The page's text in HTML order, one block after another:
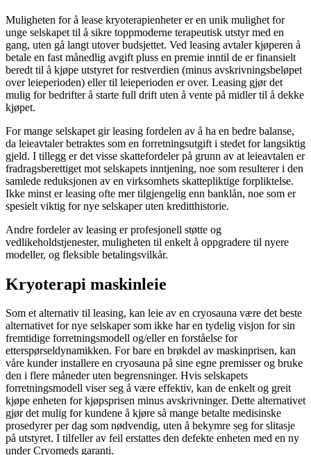
Muligheten for å lease kryoterapienheter er en unik mulighet for
unge selskapet til å sikre toppmoderne terapeutisk utstyr med en
gang, uten gå langt utover budsjettet. Ved leasing avtaler kjøperen å
betale en fast månedlig avgift pluss en premie inntil de er finansielt
beredt til å kjøpe utstyret for restverdien (minus avskrivningsbeløpet
over leieperioden) eller til leieperioden er over. Leasing gjør det
mulig for bedrifter å starte full drift uten å vente på midler til å dekke
kjøpet.
For mange selskapet gir leasing fordelen av å ha en bedre balanse,
da leieavtaler betraktes som en forretningsutgift i stedet for langsiktig
gjeld. I tillegg er det visse skattefordeler på grunn av at leieavtalen er
fradragsberettiget mot selskapets inntjening, noe som resulterer i den
samlede reduksjonen av en virksomhets skattepliktige forpliktelse.
Ikke minst er leasing ofte mer tilgjengelig enn banklån, noe som er
spesielt viktig for nye selskaper uten kreditthistorie.
Andre fordeler av leasing er profesjonell støtte og
vedlikeholdstjenester, muligheten til enkelt å oppgradere til nyere
modeller, og fleksible betalingsvilkår.
Kryoterapi maskinleie
Som et alternativ til leasing, kan leie av en cryosauna være det beste
alternativet for nye selskaper som ikke har en tydelig visjon for sin
fremtidige forretningsmodell og/eller en forståelse for
etterspørseldynamikken. For bare en brøkdel av maskinprisen, kan
våre kunder installere en cryosauna på sine egne premisser og bruke
den i flere måneder uten begrensninger. Hvis selskapets
forretningsmodell viser seg å være effektiv, kan de enkelt og greit
kjøpe enheten for kjøpsprisen minus avskrivninger. Dette alternativet
gjør det mulig for kundene å kjøre så mange betalte medisinske
prosedyrer per dag som nødvendig, uten å bekymre seg for slitasje
på utstyret. I tilfeller av feil erstattes den defekte enheten med en ny
under Cryomeds garanti.